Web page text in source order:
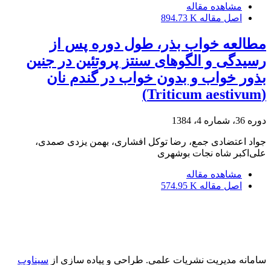
مشاهده مقاله
اصل مقاله 894.73 K
مطالعه خواب بذر، طول دوره پس از
رسیدگی و الگوهای سنتز پروتئین در جنین
بذور خواب و بدون خواب در گندم نان
(Triticum aestivum)
دوره 36، شماره 4، 1384
جواد اعتضادی جمع، رضا توکل افشاری، بهمن یزدی صمدی،
علی‌اکبر شاه نجات بوشهری
مشاهده مقاله
اصل مقاله 574.95 K
سامانه مدیریت نشریات علمی. طراحی و پیاده سازی از سیناوب